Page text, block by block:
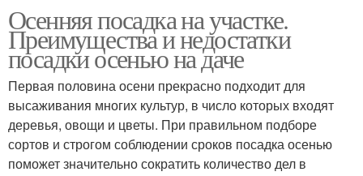
Осенняя посадка на участке.
Преимущества и недостатки
посадки осенью на даче
Первая половина осени прекрасно подходит для
высаживания многих культур, в число которых входят
деревья, овощи и цветы. При правильном подборе
сортов и строгом соблюдении сроков посадка осенью
поможет значительно сократить количество дел в